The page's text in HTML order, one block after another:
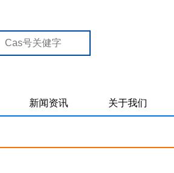
新闻资讯 关于我们